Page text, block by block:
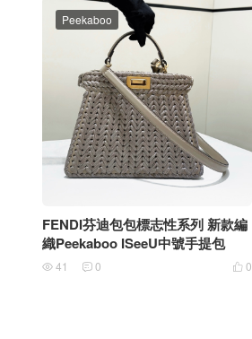
FENDI芬迪包包標志性系列 新款編
織Peekaboo ISeeU中號手提包
Peekaboo
 0
 41  0